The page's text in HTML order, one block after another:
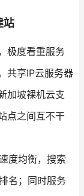
站
极度看重服务
共享IP云服务器
加坡裸机云支
点之间互不干
度均衡，搜索
名；同时服务